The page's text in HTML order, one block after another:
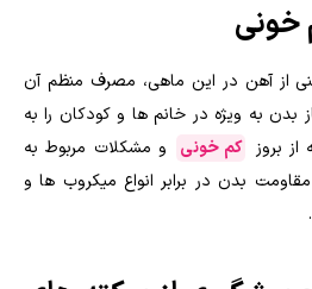
از آهن در این ماهی، مصرف منظم آن
بدن به ویژه در خانم ها و کودکان را به
بروز
کم خونی
و مشکلات مربوط به
بدن در برابر انواع میکروب ها و